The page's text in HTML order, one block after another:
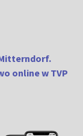
online w TVP